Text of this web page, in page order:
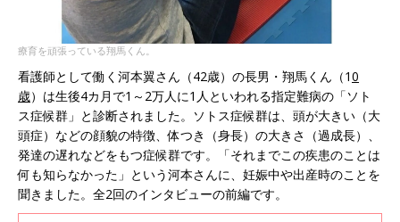
療育を頑張っている翔馬くん。
看護師として働く河本翼さん（42歳）の長男・翔馬くん（10
歳）は生後4カ月で1～2万人に1人といわれる指定難病の「ソト
ス症候群」と診断されました。ソトス症候群は、頭が大きい（大
頭症）などの顔貌の特徴、体つき（身長）の大きさ（過成長）、
発達の遅れなどをもつ症候群です。「それまでこの疾患のことは
何も知らなかった」という河本さんに、妊娠中や出産時のことを
聞きました。全2回のインタビューの前編です。